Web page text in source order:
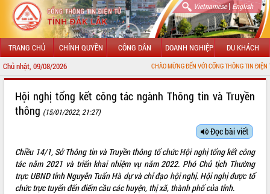
Vietnamese| English
TRANG CHỦ CHÍNH QUYỀN CÔNG DÂN DOANH NGHIỆP DU KHÁCH
Chủ nhật, 09/08/2026 CHÀO MỪNG ĐẾN VỚI CỔNG THÔNG TIN ĐIỆN TỬ TỈNH ĐẮK LẮK
LÃNH ĐẠO UBND TỈNH
SỞ, BAN, NGÀNH
UBND CÁC XÃ, PHƯỜNG
Hội nghị tổng kết công tác ngành Thông tin và Truyền
thông (15/01/2022, 21:27)
Đọc bài viết
Chiều 14/1, Sở Thông tin và Truyền thông tổ chức Hội nghị tổng kết công
tác năm 2021 và triển khai nhiệm vụ năm 2022. Phó Chủ tịch Thường
trực UBND tỉnh Nguyễn Tuấn Hà dự và chỉ đạo hội nghị. Hội nghị được tổ
chức trực tuyến đến điểm cầu các huyện, thị xã, thành phố của tỉnh.